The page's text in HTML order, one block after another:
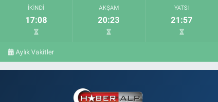
İKINDI
17:08
AKŞAM
20:23
YATSI
21:57
Aylık Vakitler